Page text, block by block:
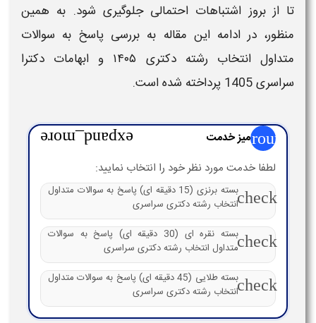
تا از بروز اشتباهات احتمالی جلوگیری شود. به همین
منظور، در ادامه این مقاله به بررسی پاسخ به سوالات
متداول انتخاب رشته دکتری ۱۴۰۵
و ابهامات دکترا
سراسری 1405
پرداخته شده است.
groupمیز خدمت expand_more
لطفا خدمت مورد نظر خود را انتخاب نمایید:
check
بسته برنزی (15 دقیقه ای) پاسخ به سوالات متداول
انتخاب رشته دکتری سراسری
check
بسته نقره ای (30 دقیقه ای) پاسخ به سوالات
متداول انتخاب رشته دکتری سراسری
check
بسته طلایی (45 دقیقه ای) پاسخ به سوالات متداول
انتخاب رشته دکتری سراسری